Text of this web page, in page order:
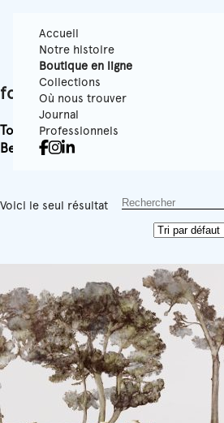
Accueil
Notre histoire
Boutique en ligne
Collections
Où nous trouver
Journal
Professionnels
forest
Tous Papiers Peints Texturés
Best-sellersAccessoires
Voici le seul résultat